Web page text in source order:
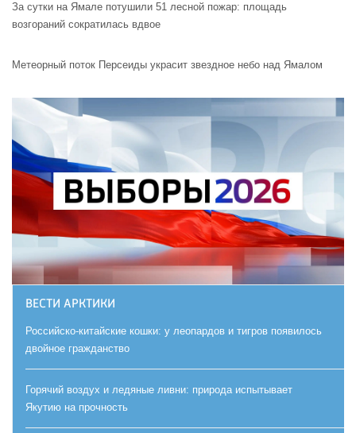
За сутки на Ямале потушили 51 лесной пожар: площадь
возгораний сократилась вдвое
Метеорный поток Персеиды украсит звездное небо над Ямалом
ВЕСТИ АРКТИКИ
Российско-китайские кошки: у леопардов и тигров появилось
двойное гражданство
Горячий воздух и ледяные ливни: природа испытывает
Якутию на прочность